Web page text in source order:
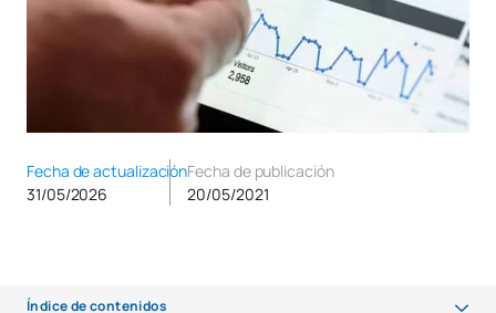
Fecha de actualización
31/05/2026
Fecha de publicación
20/05/2021
Índice de contenidos